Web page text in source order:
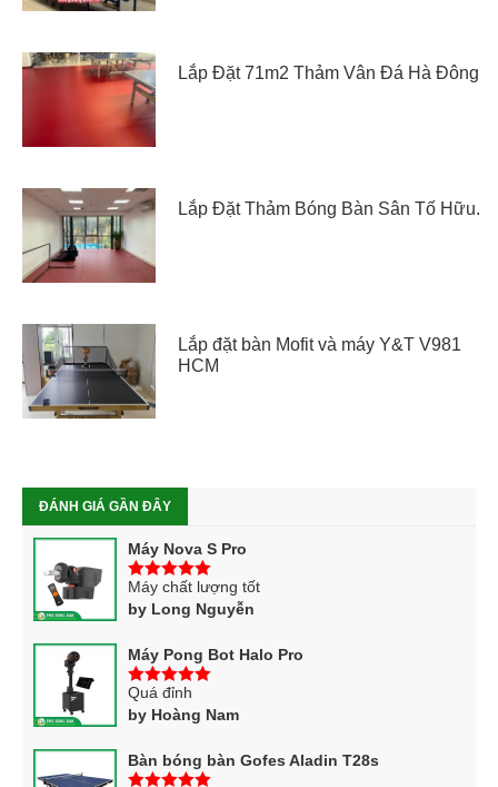
Lắp Đặt 71m2 Thảm Vân Đá Hà Đông
Lắp Đặt Thảm Bóng Bàn Sân Tố Hữu.
Lắp đặt bàn Mofit và máy Y&T V981
HCM
ĐÁNH GIÁ GẦN ĐÂY
Máy Nova S Pro
5trên 5
Máy chất lượng tốt
by Long Nguyễn
Máy Pong Bot Halo Pro
5trên 5
Quá đỉnh
by Hoàng Nam
Bàn bóng bàn Gofes Aladin T28s